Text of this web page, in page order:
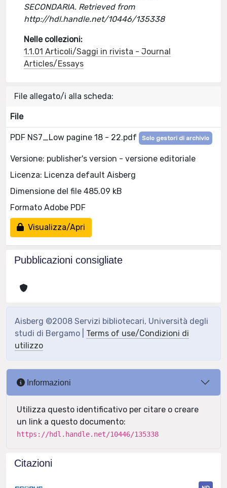
SECONDARIA. Retrieved from
http://hdl.handle.net/10446/135338
Nelle collezioni:
1.1.01 Articoli/Saggi in rivista - Journal
Articles/Essays
File allegato/i alla scheda:
File
PDF NS7_Low pagine 18 - 22.pdf Solo gestori di archivio
Versione: publisher's version - versione editoriale
Licenza: Licenza default Aisberg
Dimensione del file 485.09 kB
Formato Adobe PDF
Visualizza/Apri
Pubblicazioni consigliate
Aisberg ©2008 Servizi bibliotecari, Università degli
studi di Bergamo | Terms of use/Condizioni di
utilizzo
Informazioni
Utilizza questo identificativo per citare o creare
un link a questo documento:
https://hdl.handle.net/10446/135338
Citazioni